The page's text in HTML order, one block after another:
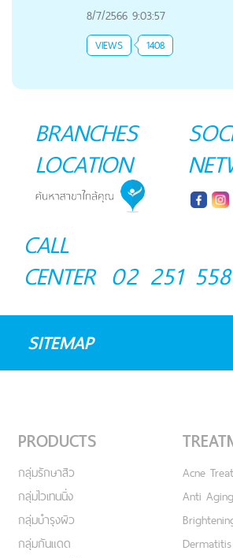
8/7/2566 9:03:57
VIEWS 1408
BRANCHES
LOCATION
CALL
CENTER 02 251
SITEMAP
PRODUCTS
กลุ่มรักษาสิว
กลุ่มไวเทนนิ่ง
กลุ่มบำรุงผิว
กลุ่มกันแดด
Acne
Anti